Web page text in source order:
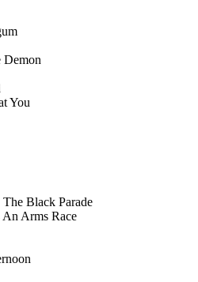
Demon
You
Black Parade
An Arms Race